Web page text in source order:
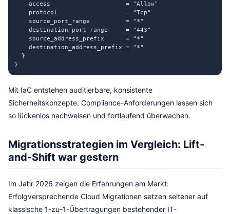
    access                     = "Allow"
    protocol                   = "Tcp"
    source_port_range          = "*"
    destination_port_range     = "443"
    source_address_prefix      = "*"
    destination_address_prefix = "*"
  }
Mit IaC entstehen auditierbare, konsistente
Sicherheitskonzepte. Compliance-Anforderungen lassen sich
so lückenlos nachweisen und fortlaufend überwachen.
Migrationsstrategien im Vergleich: Lift-
and-Shift war gestern
Im Jahr 2026 zeigen die Erfahrungen am Markt:
Erfolgversprechende Cloud Migrationen setzen seltener auf
klassische 1-zu-1-Übertragungen bestehender IT-